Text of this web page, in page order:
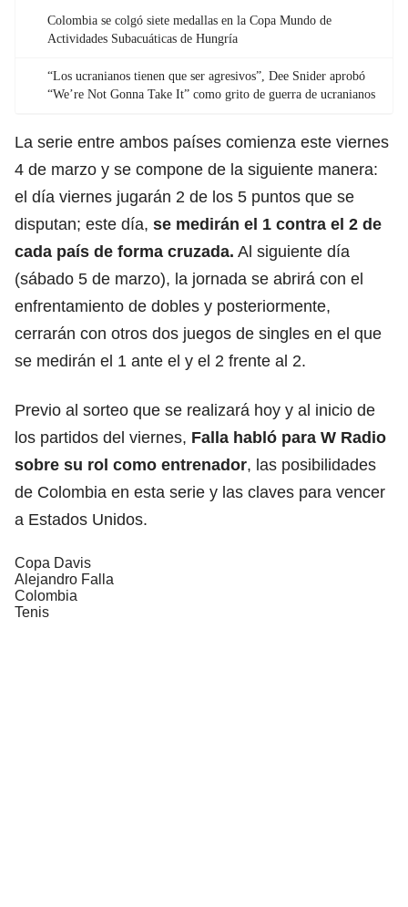
Colombia se colgó siete medallas en la Copa Mundo de
Actividades Subacuáticas de Hungría
“Los ucranianos tienen que ser agresivos”, Dee Snider aprobó
“We’re Not Gonna Take It” como grito de guerra de ucranianos
La serie entre ambos países comienza este viernes
4 de marzo y se compone de la siguiente manera:
el día viernes jugarán 2 de los 5 puntos que se
disputan; este día, se medirán el 1 contra el 2 de
cada país de forma cruzada. Al siguiente día
(sábado 5 de marzo), la jornada se abrirá con el
enfrentamiento de dobles y posteriormente,
cerrarán con otros dos juegos de singles en el que
se medirán el 1 ante el y el 2 frente al 2.
Previo al sorteo que se realizará hoy y al inicio de
los partidos del viernes, Falla habló para W Radio
sobre su rol como entrenador, las posibilidades
de Colombia en esta serie y las claves para vencer
a Estados Unidos.
Copa Davis
Alejandro Falla
Colombia
Tenis